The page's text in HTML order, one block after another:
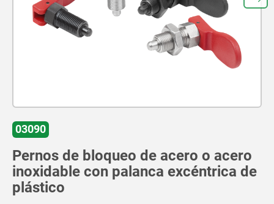
03090
Pernos de bloqueo de acero o acero
inoxidable con palanca excéntrica de
plástico